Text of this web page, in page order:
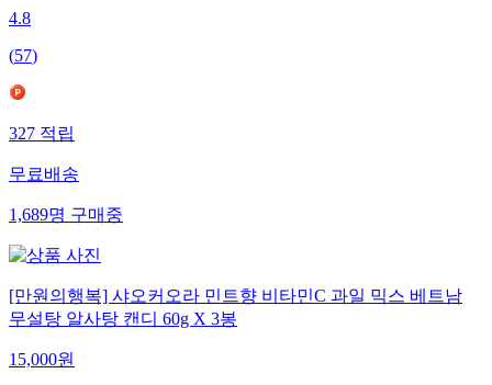
4.8
(57)
327적립
무료배송
1,689명구매중
[만원의행복] 샤오커오라 민트향 비타민C 과일 믹스 베트남
무설탕 알사탕 캔디 60g X 3봉
15,000원